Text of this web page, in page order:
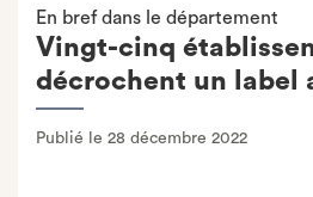
En bref dans le département
Vingt-cinq
décrochent un label
Publié le 28 décembre 2022